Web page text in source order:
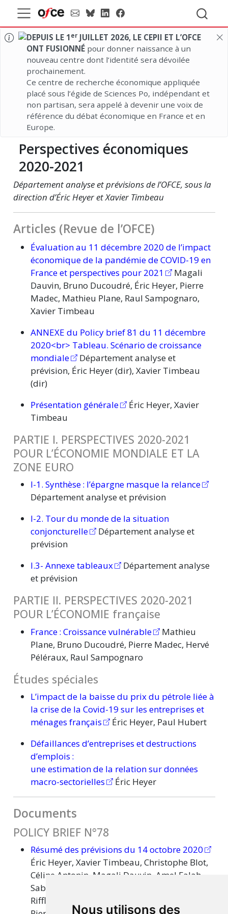
Nous utilisons des
DEPUIS LE 1 erJUILLET 2026, LE CEPII ET L’OFCE
ONT FUSIONNÉpour donner naissance à un
nouveau centre dont l’identité sera dévoilée
prochainement.
Ce centre de recherche économique appliquée
placé sous l’égide de Sciences Po, indépendant et
non partisan, sera appelé à devenir une voix de
référence du débat économique en France et en
Europe.
Perspectives économiques
2020-2021
Département analyse et prévisions de l’OFCE, sous la
direction d’Éric Heyer et Xavier Timbeau
Articles (Revue de l’OFCE)
Évaluation au 11 décembre 2020 de l’impact
économique de la pandémie de COVID-19 en
France et perspectives pour 2021
Magali
Dauvin, Bruno Ducoudré, Éric Heyer, Pierre
Madec, Mathieu Plane, Raul Sampognaro,
Xavier Timbeau
ANNEXE du Policy brief 81 du 11 décembre
2020<br> Tableau. Scénario de croissance
mondiale
Département analyse et
prévision, Éric Heyer (dir), Xavier Timbeau
(dir)
Présentation générale
Éric Heyer, Xavier
Timbeau
PARTIE I. PERSPECTIVES 2020-2021
POUR L’ÉCONOMIE MONDIALE ET LA
ZONE EURO
I-1. Synthèse : l’épargne masque la relance
Département analyse et prévision
I-2. Tour du monde de la situation
conjoncturelle
Département analyse et
prévision
I.3- Annexe tableaux
Département analyse
et prévision
PARTIE II. PERSPECTIVES 2020-2021
POUR L’ÉCONOMIE française
France : Croissance vulnérable
Mathieu
Plane, Bruno Ducoudré, Pierre Madec, Hervé
Péléraux, Raul Sampognaro
Études spéciales
L’impact de la baisse du prix du pétrole liée à
la crise de la Covid-19 sur les entreprises et
ménages français
Éric Heyer, Paul Hubert
Défaillances d’entreprises et destructions
d’emplois :
uneestimation de la relation sur données
macro-sectorielles
Éric Heyer
Documents
POLICY BRIEF N°78
Résumé des prévisions du 14 octobre 2020
Éric Heyer, Xavier Timbeau, Christophe Blot,
Céline Antonin, Magali Dauvin, Amel Falah,
Sabine Le Bayon, Catherine Mathieu, Christine
Rifflart, Mathieu Plane, Bruno Ducoudré,